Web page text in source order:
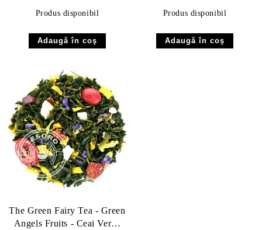
Produs disponibil Produs disponibil
The Green Fairy Tea - Green
Angels Fruits - Ceai Verde